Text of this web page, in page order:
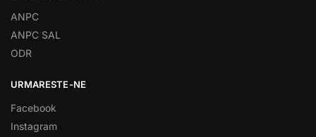
ANPC
ANPC SAL
ODR
URMARESTE-NE
Facebook
Instagram